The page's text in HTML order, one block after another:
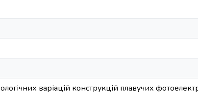
варіацій конструкцій плавучих